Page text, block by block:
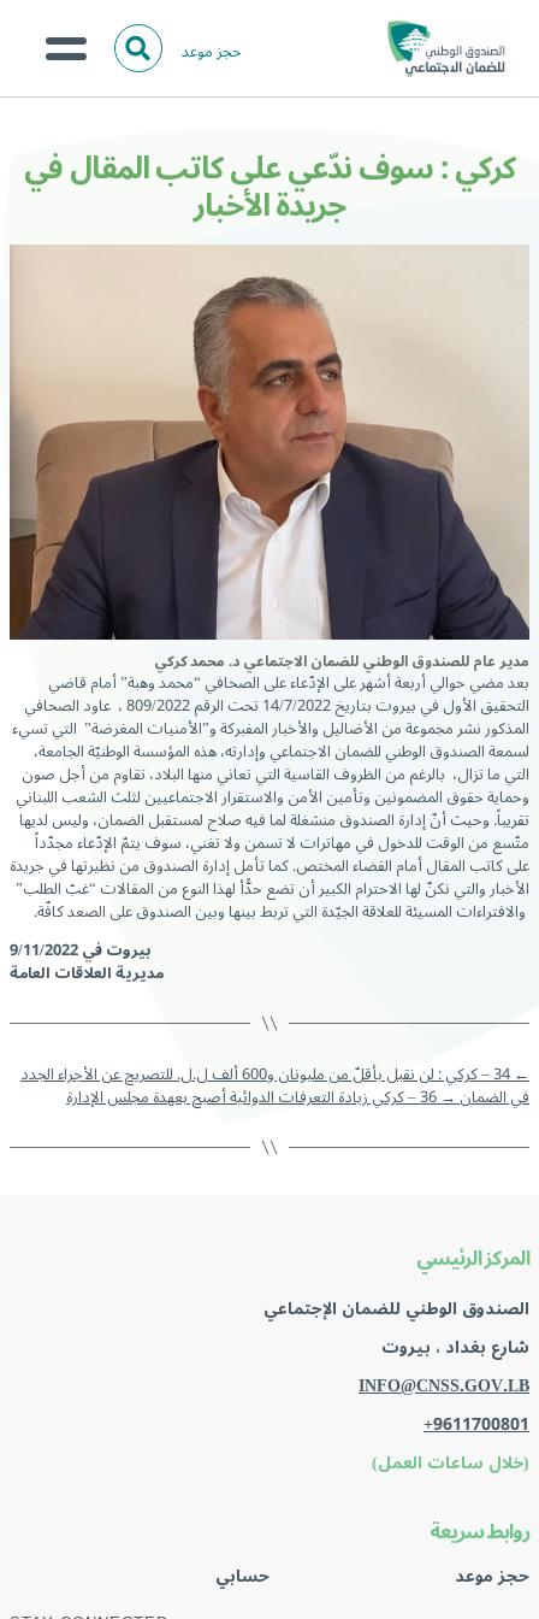
حجز موعد ا
ل
ث
الخدمات الالكترونية
المركز الإعلامي
تواصل معنا
البحث
كركي : سوف ندّعي على كاتب المقال في
جريدة الأخبار
مدير عام للصندوق الوطني للضمان الاجتماعي د. محمد كركي
بعد مضي حوالي أربعة أشهر على الإدّعاء على الصحافي “محمد وهبة” أمام قاضي
التحقيق الأول في بيروت بتاريخ 14/7/2022 تحت الرقم 809/2022 ، عاود الصحافي
المذكور نشر مجموعة من الأضاليل والأخبار المفبركة و”الأمنيات المغرضة” التي تسيء
لسمعة الصندوق الوطني للضمان الاجتماعي وإدارته، هذه المؤسسة الوطنيّة الجامعة،
التي ما تزال، بالرغم من الظروف القاسية التي تعاني منها البلاد، تقاوم من أجل صون
وحماية حقوق المضمونين وتأمين الأمن والاستقرار الاجتماعيين لثلث الشعب اللبناني
تقريباً. وحيث أنّ إدارة الصندوق منشغلة لما فيه صلاح لمستقبل الضمان، وليس لديها
متّسع من الوقت للدخول في مهاترات لا تسمن ولا تغني، سوف يتمّ الإدّعاء مجدّداً
على كاتب المقال أمام القضاء المختص. كما تأمل إدارة الصندوق من نظيرتها في جريدة
الأخبار والتي نكنّ لها الاحترام الكبير أن تضع حدًّأ لهذا النوع من المقالات “غبّ الطلب”
والافتراءات المسيئة للعلاقة الجيّدة التي تربط بينها وبين الصندوق على الصعد كافّة.
بيروت في 9/11/2022
مديرية العلاقات العامة
← 34 – كركي : لن نقبل بأقلّ من مليونان و600 ألف ل.ل. للتصريح عن الأجراء الجدد
في الضمان→36 – كركي زيادة التعرفات الدوائية أصبح بعهدة مجلس الإدارة
المركز الرئيسي
الصندوق الوطني للضمان الإجتماعي
شارع بغداد ، بيروت
INFO@CNSS.GOV.LB
+9611700801
(خلال ساعات العمل)
روابط سريعة
حجز موعد حسابي